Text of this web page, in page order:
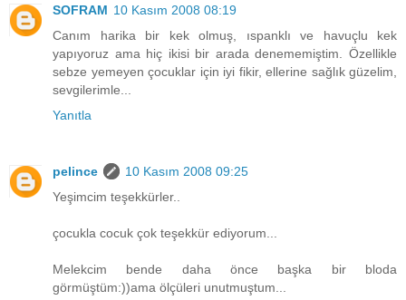
SOFRAM 10 Kasım 2008 08:19
Canım harika bir kek olmuş, ıspanklı ve havuçlu kek
yapıyoruz ama hiç ikisi bir arada denememiştim. Özellikle
sebze yemeyen çocuklar için iyi fikir, ellerine sağlık güzelim,
sevgilerimle...
Yanıtla
pelince
10 Kasım 2008 09:25
Yeşimcim teşekkürler..
çocukla cocuk çok teşekkür ediyorum...
Melekcim bende daha önce başka bir bloda
görmüştüm:))ama ölçüleri unutmuştum...